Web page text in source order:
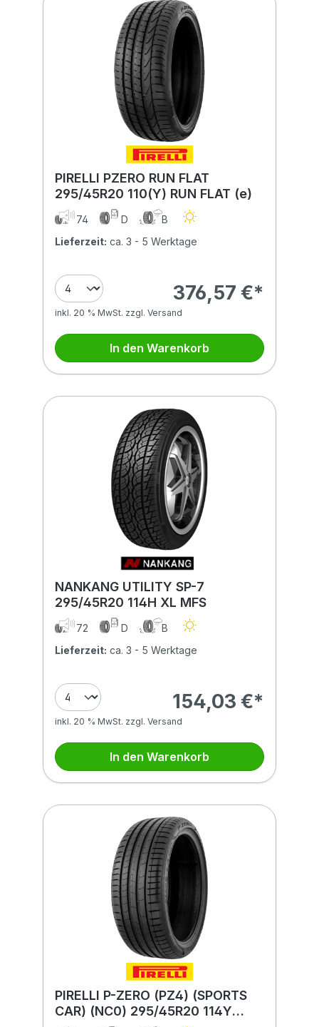
PIRELLI PZERO RUN FLAT
295/45R20 110(Y) RUN FLAT (e)
74 D
B
Lieferzeit: ca. 3 - 5 Werktage
376,57 €*
inkl. 20 % MwSt. zzgl. Versand
In den Warenkorb
NANKANG UTILITY SP-7
295/45R20 114H XL MFS
72 D
B
Lieferzeit: ca. 3 - 5 Werktage
154,03 €*
inkl. 20 % MwSt. zzgl. Versand
In den Warenkorb
PIRELLI P-ZERO (PZ4) (SPORTS
CAR) (NC0) 295/45R20 114Y